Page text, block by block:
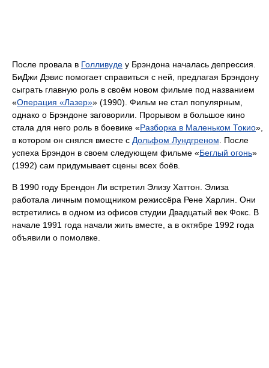
После провала в Голливуде у Брэндона началась депрессия.
БиДжи Дэвис помогает справиться с ней, предлагая Брэндону
сыграть главную роль в своём новом фильме под названием
«Операция «Лазер»» (1990). Фильм не стал популярным,
однако о Брэндоне заговорили. Прорывом в большое кино
стала для него роль в боевике «Разборка в Маленьком Токио»,
в котором он снялся вместе с Дольфом Лундгреном. После
успеха Брэндон в своем следующем фильме «Беглый огонь»
(1992) сам придумывает сцены всех боёв.
В 1990 году Брендон Ли встретил Элизу Хаттон. Элиза
работала личным помощником режиссёра Рене Харлин. Они
встретились в одном из офисов студии Двадцатый век Фокс. В
начале 1991 года начали жить вместе, а в октябре 1992 года
объявили о помолвке.